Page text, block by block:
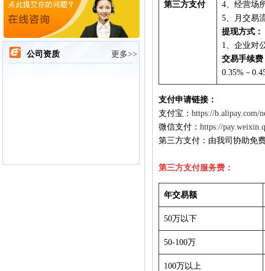
公司资质 更多>>
第三方支付
4、经营场
5、月交易
提现方式：
1、企业对
交易手续费
0.35%－
支付申请链接：
支付宝： https://b.alipay.com/
微信支付： https://
第三方支付：由我司协助免
第三方支付服务费：
年交易额
50万以下
50-100万
100万以上